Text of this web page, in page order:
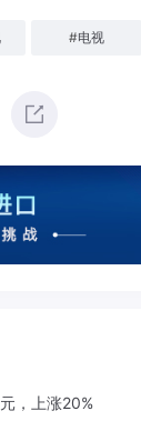
#电视
，上涨20%